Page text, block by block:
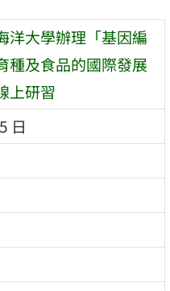
洋大學辦理「基因編
種及食品的國際發展
上研習
日